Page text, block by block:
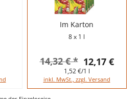
Im Karton
8 x 1 l
12,17 €
14,32 € *
1,52 €/1 l
inkl. MwSt., zzgl. Versand